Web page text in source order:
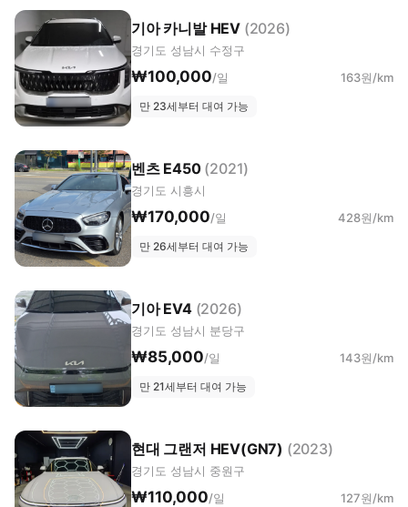
기아 카니발 HEV (2026)
경기도 성남시 수정구
₩100,000/일 163원/km
만 23세부터 대여 가능
벤츠 E450(2021)
경기도 시흥시
₩170,000/일 428원/km
만 26세부터 대여 가능
기아 EV4(2026)
경기도 성남시 분당구
₩85,000/일 143원/km
만 21세부터 대여 가능
현대 그랜저 HEV(GN7) (2023)
경기도 성남시 중원구
₩110,000/일 127원/km